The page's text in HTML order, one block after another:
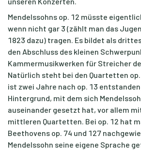
Mendelssohns op. 12 müsste
wenn nicht gar 3 (zählt man das
1823 dazu) tragen. Es bildet als
den Abschluss des kleinen
Kammermusikwerken für Streicher
Natürlich steht bei den Quartetten op.
ist zwei Jahre nach op. 13
Hintergrund, mit dem sich
auseinander gesetzt hat, vor allem
mittleren Quartetten. Bei op. 12 hat
Beethovens op. 74 und 127
Mendelssohn seine eigene Sprache